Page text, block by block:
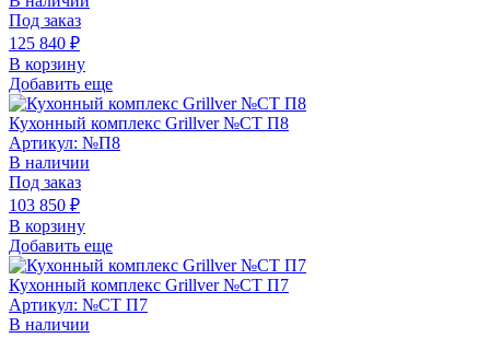
Под заказ
125 840 ₽
В корзину
Добавить еще
Кухонный комплекс Grillver №СТ П8
Артикул: №П8
В наличии
Под заказ
103 850 ₽
В корзину
Добавить еще
Кухонный комплекс Grillver №СТ П7
Артикул: №СТ П7
В наличии